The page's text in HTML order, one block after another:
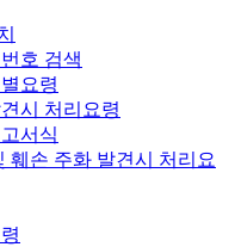
호 검색
요령
시 처리요령
서식
훼손 주화 발견시 처리요